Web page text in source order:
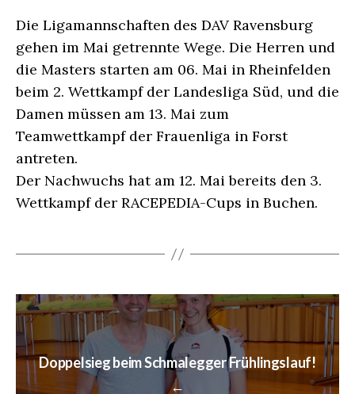
Die Ligamannschaften des DAV Ravensburg
gehen im Mai getrennte Wege. Die Herren und
die Masters starten am 06. Mai in Rheinfelden
beim 2. Wettkampf der Landesliga Süd, und die
Damen müssen am 13. Mai zum
Teamwettkampf der Frauenliga in Forst
antreten.
Der Nachwuchs hat am 12. Mai bereits den 3.
Wettkampf der RACEPEDIA-Cups in Buchen.
←
Doppelsieg beim Schmalegger Frühlingslauf!